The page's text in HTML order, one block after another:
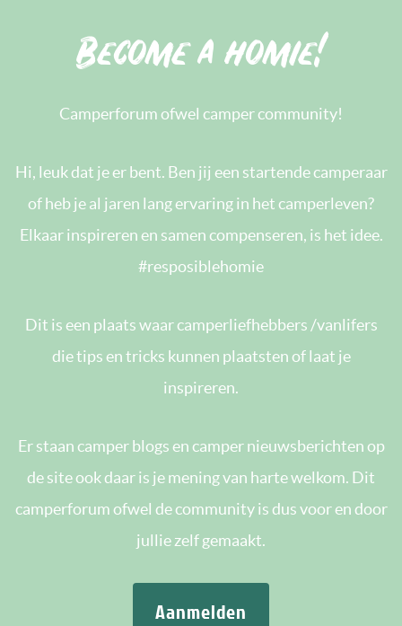
Become a homie!
Camperforum ofwel camper community!
Hi, leuk dat je er bent. Ben jij een startende camperaar
of heb je al jaren lang ervaring in het camperleven?
Elkaar inspireren en samen compenseren, is het idee.
#resposiblehomie
Dit is een plaats waar camperliefhebbers /vanlifers
die tips en tricks kunnen plaatsten of laat je
inspireren.
Er staan camper blogs en camper nieuwsberichten op
de site ook daar is je mening van harte welkom. Dit
camperforum ofwel de community is dus voor en door
jullie zelf gemaakt.
Aanmelden